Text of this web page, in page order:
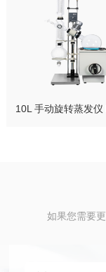
10L 手动旋转蒸发
如果您需要